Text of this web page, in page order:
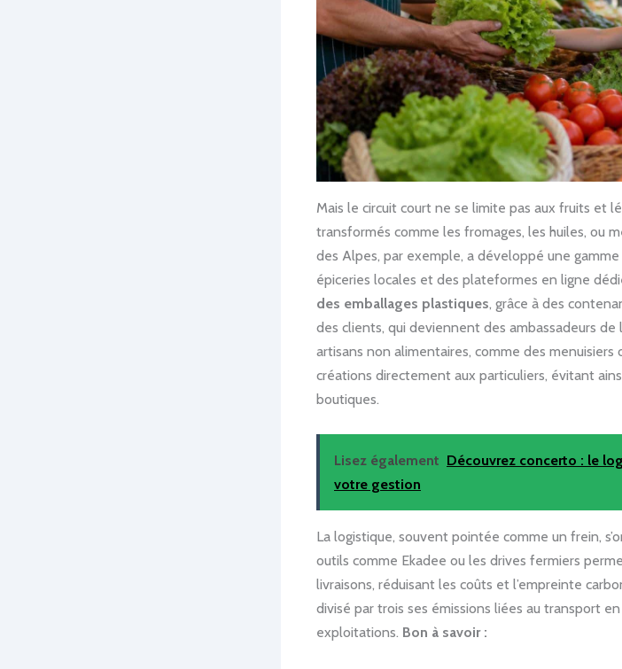
Mais le circuit court ne se limite pas aux fruits et
transformés comme les fromages, les huiles, ou
des Alpes, par exemple, a développé une
épiceries locales et des plateformes en ligne
des emballages plastiques, grâce à des
des clients, qui deviennent des ambassadeurs
artisans non alimentaires, comme des
créations directement aux particuliers, évitant
boutiques.
Lisez également Découvrez concerto : le
votre gestion
La logistique, souvent pointée comme un frein,
outils comme Ekadee ou les drives fermiers
livraisons, réduisant les coûts et l’empreinte
divisé par trois ses émissions liées au transport
exploitations. Bon à savoir :